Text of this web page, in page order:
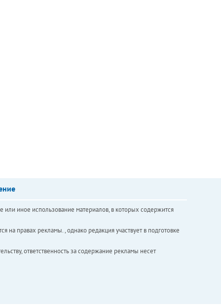
иное использование материалов, в которых содержится
правах рекламы. , однако редакция участвует в подготовке
ответственность за содержание рекламы несет